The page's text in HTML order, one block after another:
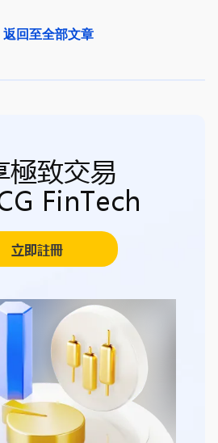
返回至全部文章
極致交易
FinTech
立即註冊